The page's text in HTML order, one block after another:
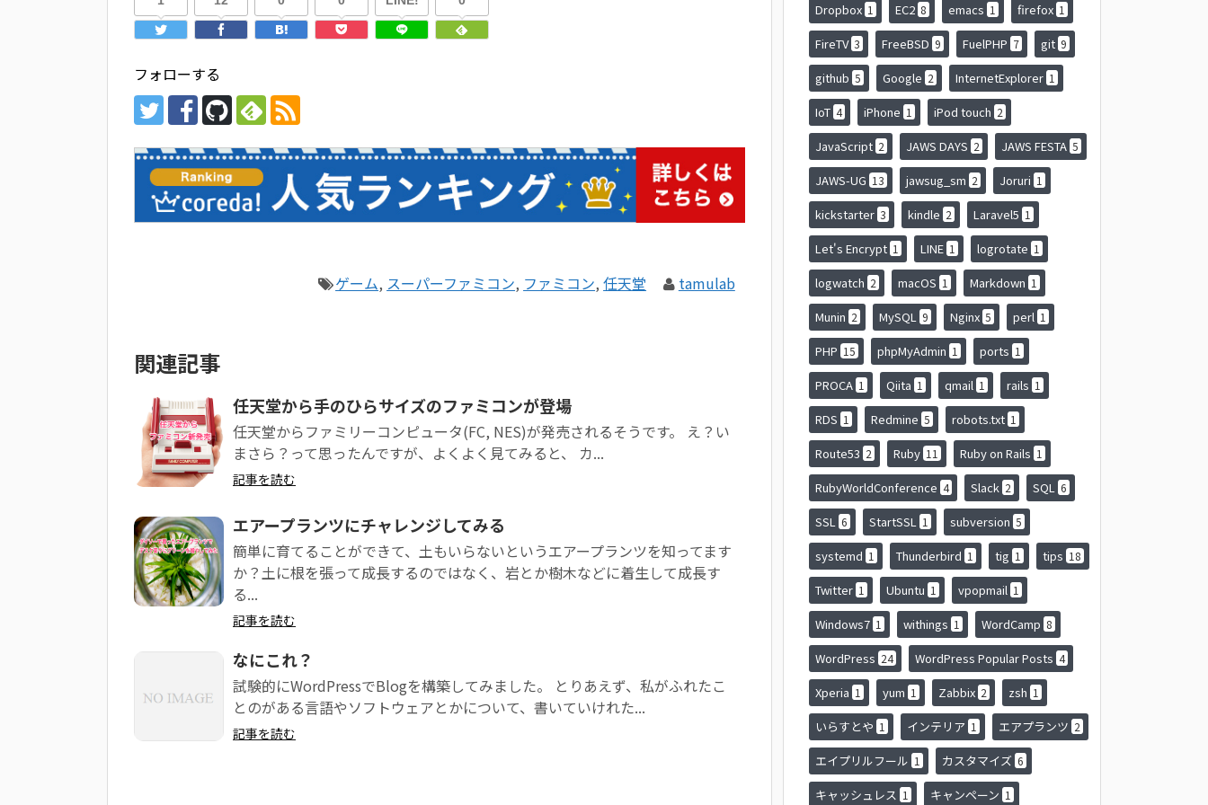
フォローする
ゲーム, スーパーファミコン, ファミコン,任天堂 tamulab
関連記事
任天堂から手のひらサイズのファミコンが登場
任天堂からファミリーコンピュータ(FC, NES)が発売されるそうです。 え？い
まさら？って思ったんですが、よくよく見てみると、 カ...
記事を読む
エアープランツにチャレンジしてみる
簡単に育てることができて、土もいらないというエアープランツを知ってます
か？土に根を張って成長するのではなく、岩とか樹木などに着生して成長す
る...
記事を読む
なにこれ？
試験的にWordPressでBlogを構築してみました。 とりあえず、私がふれたこ
とのがある言語やソフトウェアとかについて、書いていけれた...
記事を読む
Dropbox 1 EC2 8 emacs 1 firefox 1
FireTV 3 FreeBSD 9 FuelPHP 7 git 9
github 5 Google 2 InternetExplorer 1
IoT 4 iPhone 1 iPod touch 2
JavaScript 2 JAWS DAYS 2 JAWS FESTA 5
JAWS-UG 13 jawsug_sm 2 Joruri 1
kickstarter 3 kindle 2 Laravel5 1
Let's Encrypt 1 LINE 1 logrotate 1
logwatch 2 macOS 1 Markdown 1
Munin 2 MySQL 9 Nginx 5 perl 1
PHP 15 phpMyAdmin 1 ports 1
PROCA 1 Qiita 1 qmail 1 rails 1
RDS 1 Redmine 5 robots.txt 1
Route53 2 Ruby 11 Ruby on Rails 1
RubyWorldConference 4 Slack 2 SQL 6
SSL 6 StartSSL 1 subversion 5
systemd 1 Thunderbird 1 tig 1 tips 18
Twitter 1 Ubuntu 1 vpopmail 1
Windows7 1 withings 1 WordCamp 8
WordPress 24 WordPress Popular Posts 4
Xperia 1 yum 1 Zabbix 2 zsh 1
いらすとや 1 インテリア 1 エアプランツ 2
エイプリルフール 1 カスタマイズ 6
キャッシュレス 1 キャンペーン 1